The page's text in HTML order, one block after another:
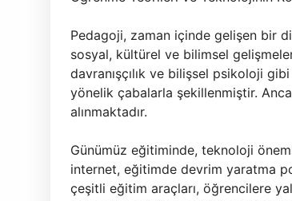
Pedagoji, zaman içinde gelişen bir
sosyal, kültürel ve bilimsel
davranışçılık ve bilişsel psikoloji
yönelik çabalarla şekillenmiştir.
alınmaktadır.
Günümüz eğitiminde, teknoloji
internet, eğitimde devrim yaratma
çeşitli eğitim araçları, öğrencilere